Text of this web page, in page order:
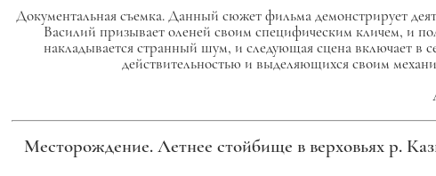
Документальная съемка. Данный сюжет фильма демонстрирует
Василий призывает оленей своим специфическим кличем, и
накладывается странный шум, и следующая сцена включает в
действительностью и выделяющихся своим
Месторождение. Летнее стойбище в верховьях р.